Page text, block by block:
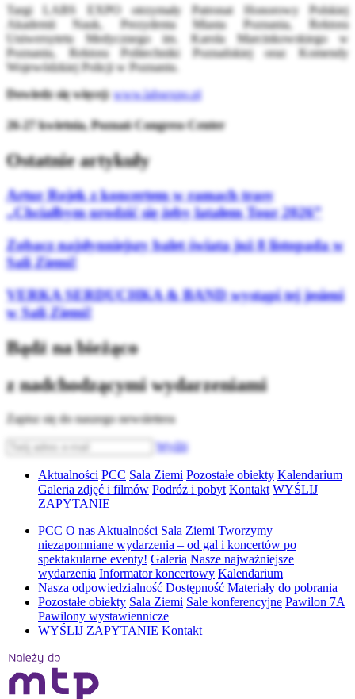
Targi LABS EXPO otrzymały Patronat Honorowy Polskiej
Akademii Nauk, Prezydenta Miasta Poznania, Rektora
Uniwersytetu Medycznego im. Karola Marcinkowskiego w
Poznaniu, Rektora Politechniki Poznańskiej oraz Komendy
Wojewódzkiej Policji w Poznaniu.
Dowiedz się więcej: www.labsexpo.pl
26-27 kwietnia, Poznań Congress Center
Ostatnie artykuły
Artur Rojek z koncertem w ramach trasy
„Chciałbym urodzić się żeby latałem Tour 2026”
Zobacz najsłynniejszy balet świata już 8 listopada w
Sali Ziemi!
VERKA SERDUCHKA & BAND wystąpi tej jesieni
w Sali Ziemi!
Bądź na bieżąco
z nadchodzącymi wydarzeniami
Zapisz się do naszego newslettera
Wyślij
Aktualności PCC Sala Ziemi Pozostałe obiekty Kalendarium
Galeria zdjęć i filmów Podróż i pobyt Kontakt WYŚLIJ
ZAPYTANIE
PCC O nas Aktualności Sala Ziemi Tworzymy
niezapomniane wydarzenia – od gal i koncertów po
spektakularne eventy! Galeria Nasze najważniejsze
wydarzenia Informator koncertowy Kalendarium
Nasza odpowiedzialność Dostępność Materiały do pobrania
Pozostałe obiekty Sala Ziemi Sale konferencyjne Pawilon 7A
Pawilony wystawiennicze
WYŚLIJ ZAPYTANIE Kontakt